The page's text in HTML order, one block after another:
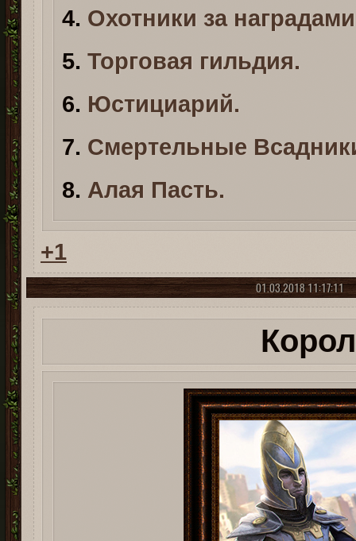
4. Охотники за
5. Торговая гильдия.
6. Юстициарий.
7. Смертельные
8. Алая Пасть.
+1
01.03.2018 11:17:11